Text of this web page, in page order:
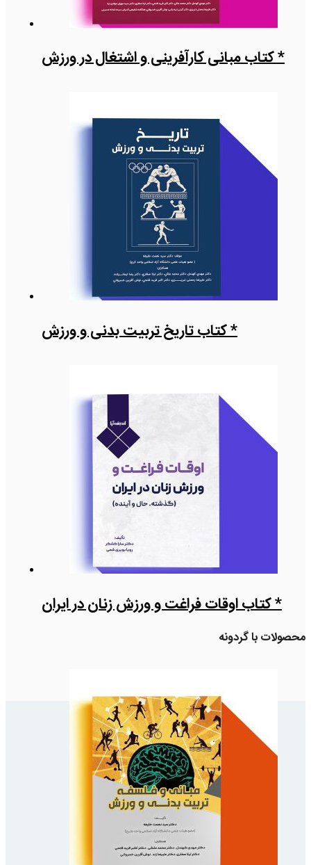
* کتاب مبانی کارآفرینی و اشتغال در ورزش
* کتاب تاریخ تربیت بدنی و ورزش
* کتاب اوقات فراغت و ورزش زنان در ایران
محصولات با گردونه